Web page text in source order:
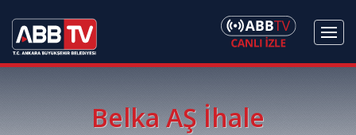
Belka AŞ İhale